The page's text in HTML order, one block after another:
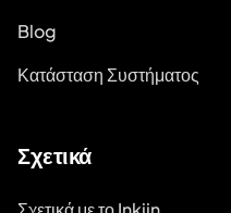
Blog
Κατάσταση Συστήματος
Σχετικά